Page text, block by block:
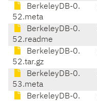
BerkeleyDB-0.
52.meta
BerkeleyDB-0.
52.readme
BerkeleyDB-0.
52.tar.gz
BerkeleyDB-0.
53.meta
BerkeleyDB-0.